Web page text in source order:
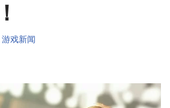
游戏新闻